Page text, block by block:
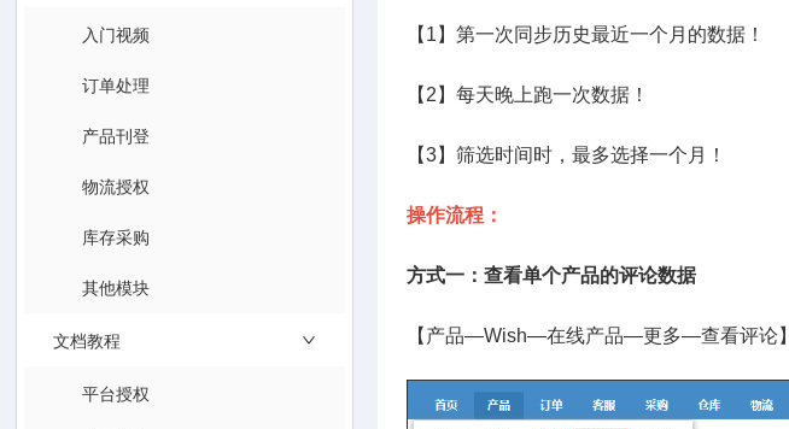
入门视频
订单处理
产品刊登
物流授权
库存采购
其他模块
文档教程
平台授权
【1】第一次同步历史最近一个月的数据！
【2】每天晚上跑一次数据！
【3】筛选时间时，最多选择一个月！
操作流程：
方式一：查看单个产品的评论数据
【产品—Wish—在线产品—更多—查看评论】